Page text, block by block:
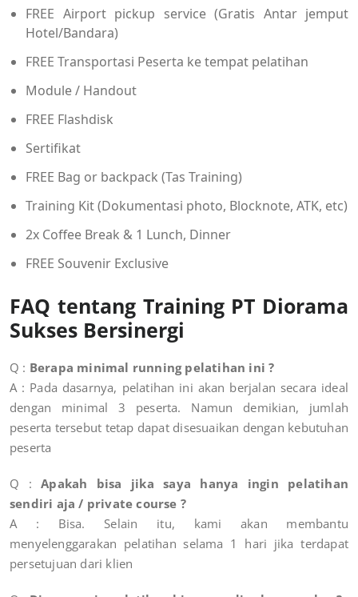
FREE Airport pickup service (Gratis Antar jemput
Hotel/Bandara)
FREE Transportasi Peserta ke tempat pelatihan
Module / Handout
FREE Flashdisk
Sertifikat
FREE Bag or backpack (Tas Training)
Training Kit (Dokumentasi photo, Blocknote, ATK, etc)
2x Coffee Break & 1 Lunch, Dinner
FREE Souvenir Exclusive
FAQ tentang Training PT Diorama
Sukses Bersinergi
Q : Berapa minimal running pelatihan ini ?
A : Pada dasarnya, pelatihan ini akan berjalan secara ideal
dengan minimal 3 peserta. Namun demikian, jumlah
peserta tersebut tetap dapat disesuaikan dengan kebutuhan
peserta
Q :Apakah bisa jika saya hanya ingin pelatihan
sendiri aja / private course ?
A : Bisa. Selain itu, kami akan membantu
menyelenggarakan pelatihan selama 1 hari jika terdapat
persetujuan dari klien